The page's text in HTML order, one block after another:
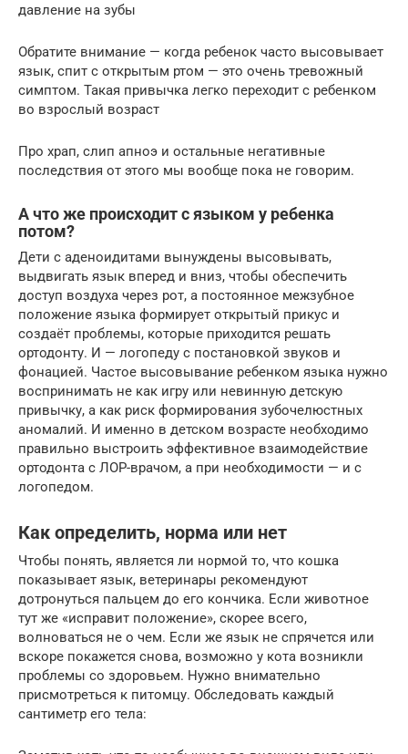
давление на зубы
Обратите внимание — когда ребенок часто высовывает
язык, спит с открытым ртом — это очень тревожный
симптом. Такая привычка легко переходит с ребенком
во взрослый возраст
Про храп, слип апноэ и остальные негативные
последствия от этого мы вообще пока не говорим.
А что же происходит с языком у ребенка
потом?
Дети с аденоидитами вынуждены высовывать,
выдвигать язык вперед и вниз, чтобы обеспечить
доступ воздуха через рот, а постоянное межзубное
положение языка формирует открытый прикус и
создаёт проблемы, которые приходится решать
ортодонту. И — логопеду с постановкой звуков и
фонацией. Частое высовывание ребенком языка нужно
воспринимать не как игру или невинную детскую
привычку, а как риск формирования зубочелюстных
аномалий. И именно в детском возрасте необходимо
правильно выстроить эффективное взаимодействие
ортодонта с ЛОР-врачом, а при необходимости — и с
логопедом.
Как определить, норма или нет
Чтобы понять, является ли нормой то, что кошка
показывает язык, ветеринары рекомендуют
дотронуться пальцем до его кончика. Если животное
тут же «исправит положение», скорее всего,
волноваться не о чем. Если же язык не спрячется или
вскоре покажется снова, возможно у кота возникли
проблемы со здоровьем. Нужно внимательно
присмотреться к питомцу. Обследовать каждый
сантиметр его тела: